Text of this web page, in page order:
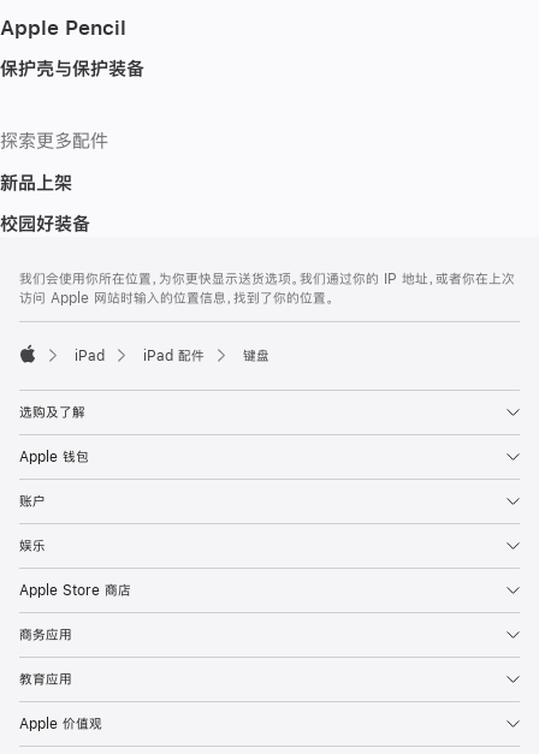
Apple Pencil
保护壳与保护装备
探索更多配件
新品上架
校园好装备
页
页
脚
注
我们会使用你所在位置，为你更快显示送货选项。我们通过你的 IP 地址，或者你在上次
访问 Apple 网站时输入的位置信息，找到了你的位置。
iPad iPad 配件 键盘
选购及了解
Apple 钱包
账户
娱乐
Apple Store 商店
商务应用
教育应用
Apple 价值观